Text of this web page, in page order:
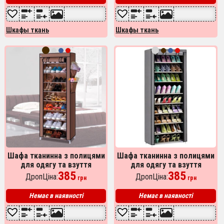
Шкафы ткань Шкафы ткань
Шафа тканинна з полицями
для одягу та взуття
(58x30x158 см) Brown
ДропЦіна:385 грн
Немає в наявності
Шафа тканинна з полицями
для одягу та взуття
(58x30x158 см) Gray
ДропЦіна:385грн
Немає в наявності